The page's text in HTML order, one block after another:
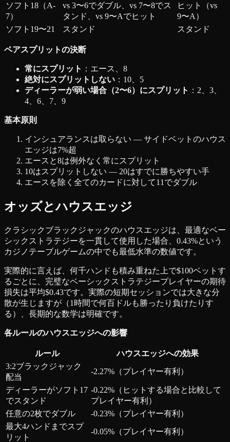
ソフト18（A-
7）
vs 3〜6でダブル、vs 7〜8でス
タンド、vs 9〜Aでヒット
ヒット（vs
9〜A）
ソフト19〜21
スタンド スタンド
ペアスプリットの決断
常にスプリット ：エース、8
絶対にスプリットしない ：10、5
ディーラーが弱い場合（2〜6）にスプリット ：2、3、
4、6、7、9
基本原則
インシュアランスは取らない — サイドベットのハウス
エッジは7%超
エースと8は例外なく常にスプリット
10はスプリットしない — 20はすでに勝ちやすい手
エースを除く全てのカードに対して11でダブル
オッズとハウスエッジ
クラシックブラックジャックのハウスエッジは、最適なベー
シックストラテジーを一貫して使用した場合、0.43%という
カジノテーブルゲームの中でも最低水準の数値です。
実際的に言えば、何千ハンドも積み重ねた上で$100ベットす
るごとに、完璧なベーシックストラテジープレイヤーの期待
損失は平均$0.43です。実際の短期セッションでは大きな分
散が生じますが（1時間で何百ドルも勝ったり負けたりす
る）、長期的な数学は明確です。
各ルールのハウスエッジへの影響
ルール
ハウスエッジへの効果
3:2ブラックジャック
配当
-2.27%（プレイヤー有利）
ディーラーがソフト17
でスタンド
-0.22%（ヒットする場合と比較して
プレイヤー有利）
任意の2枚でダブル
-0.23%（プレイヤー有利）
最大4ハンドまでスプ
リット
-0.05%（プレイヤー有利）